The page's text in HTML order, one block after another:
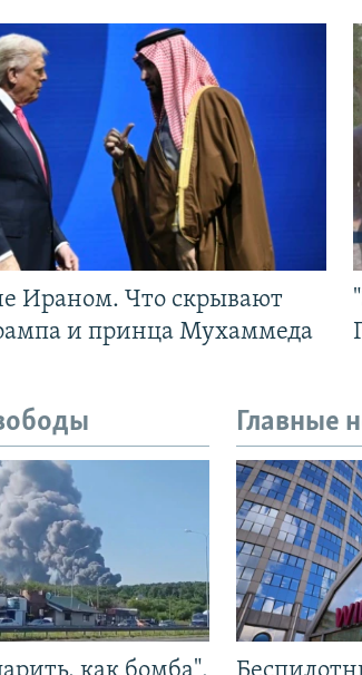
Ираном. Что скрывают
и принца Мухаммеда
Главные